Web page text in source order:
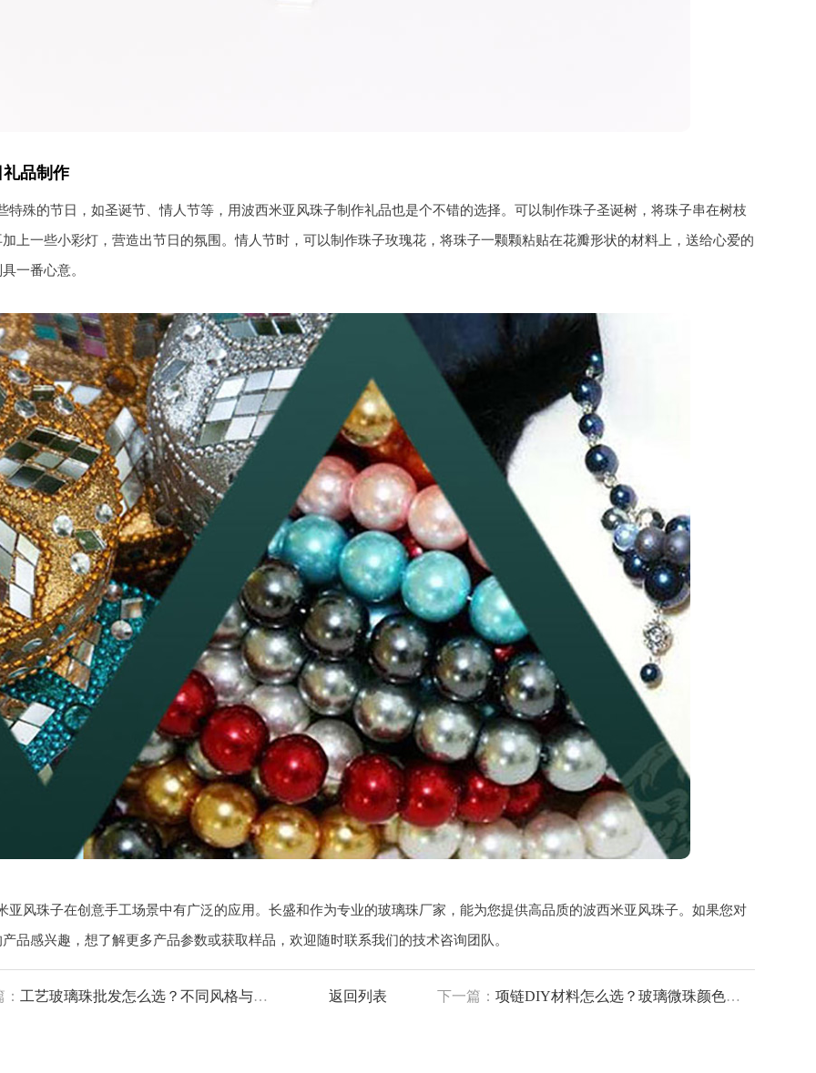
品制作
特殊的节日，如圣诞节、情人节等，用波西米亚风珠子制作礼品也是个不错的选择。可以制作珠子圣诞树，将珠子串在树枝
上一些小彩灯，营造出节日的氛围。情人节时，可以制作珠子玫瑰花，将珠子一颗颗粘贴在花瓣形状的材料上，送给心爱的
一番心意。
亚风珠子在创意手工场景中有广泛的应用。长盛和作为专业的玻璃珠厂家，能为您提供高品质的波西米亚风珠子。如果您对
品感兴趣，想了解更多产品参数或获取样品，欢迎随时联系我们的技术咨询团队。
工艺玻璃珠批发怎么选？不同风格与工艺适配场景揭秘 返回列表 下一篇：项链DIY材料怎么选？玻璃微珠颜色与光泽度的关键考量